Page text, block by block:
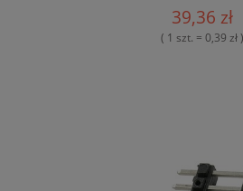
39,36 zł
( 1 szt. = 0,39 zł )